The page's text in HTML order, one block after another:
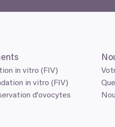
in vitro (FIV)
in vitro (FIV)
d'ovocytes